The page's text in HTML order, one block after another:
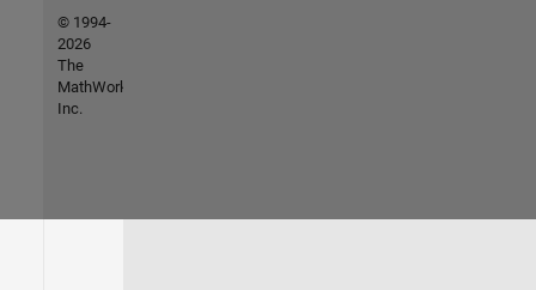
© 1994-
2026
The
MathWorks,
Inc.